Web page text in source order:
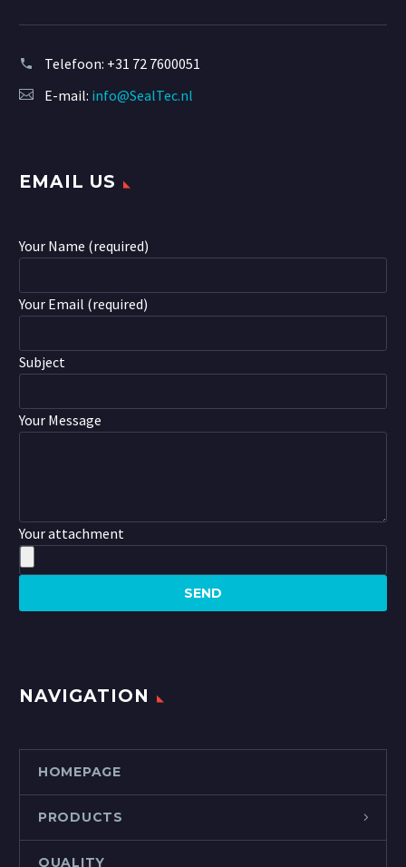
Telefoon: +31 72 7600051
E-mail: info@SealTec.nl
EMAIL US
Your Name (required)
Your Email (required)
Subject
Your Message
Your attachment
NAVIGATION
HOMEPAGE
PRODUCTS
QUALITY